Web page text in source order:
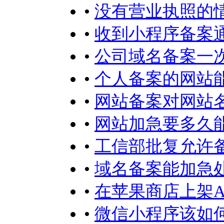
• 没有营业执照的
• 收到小程序备案
• 公司域名备案一
• 个人备案的网站
• 网站备案对网站
• 网站加急要多久
• 工信部批复允许
• 域名备案能加急
• 在苹果商店上架
• 微信小程序该如